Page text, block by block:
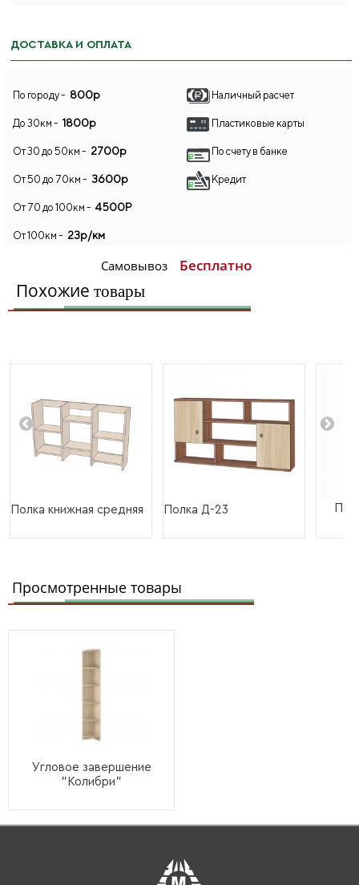
ДОСТАВКА И ОПЛАТА
По городу - 800р
До 30км - 1800р
От 30 до 50км - 2700р
От 50 до 70км - 3600р
От 70 до 100км - 4500Р
От 100км - 23р/км
Самовывоз Бесплатно
Наличный расчет
Пластиковые карты
По счету в банке
Кредит
Похожие товары
Полка книжная средняя Полка Д-23
Просмотренные товары
Угловое завершение
"Колибри"